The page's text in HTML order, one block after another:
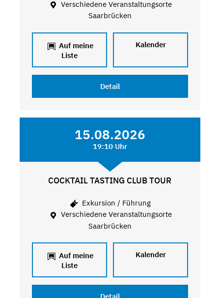
Verschiedene Veranstaltungsorte
Saarbrücken
Auf meine
Liste
Kalender
Detail
15.08.2026
19:10 Uhr
COCKTAIL TASTING CLUB TOUR
Exkursion / Führung
Verschiedene Veranstaltungsorte
Saarbrücken
Auf meine
Liste
Kalender